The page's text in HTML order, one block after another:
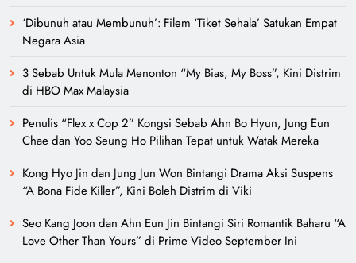
‘Dibunuh atau Membunuh’: Filem ‘Tiket Sehala’ Satukan Empat
Negara Asia
3 Sebab Untuk Mula Menonton “My Bias, My Boss”, Kini Distrim
di HBO Max Malaysia
Penulis “Flex x Cop 2” Kongsi Sebab Ahn Bo Hyun, Jung Eun
Chae dan Yoo Seung Ho Pilihan Tepat untuk Watak Mereka
Kong Hyo Jin dan Jung Jun Won Bintangi Drama Aksi Suspens
“A Bona Fide Killer”, Kini Boleh Distrim di Viki
Seo Kang Joon dan Ahn Eun Jin Bintangi Siri Romantik Baharu “A
Love Other Than Yours” di Prime Video September Ini